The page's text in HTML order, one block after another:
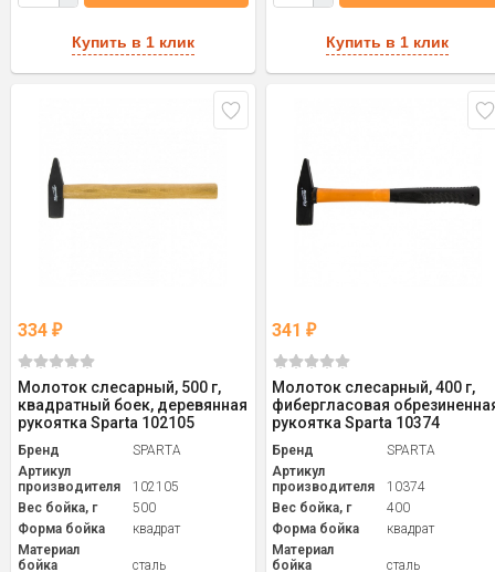
Купить в 1 клик Купить в 1 клик
334 ₽
Молоток слесарный, 500 г,
квадратный боек, деревянная
рукоятка Sparta 102105
Бренд
SPARTA
Артикул
производителя
102105
Вес бойка, г
500
Форма бойка
квадрат
Материал
бойка
сталь
341₽
Молоток слесарный, 400 г,
фибергласовая
рукоятка Sparta 10374
Бренд
SPARTA
Артикул
производителя
10374
Вес бойка, г
400
Форма бойка
квадрат
Материал
бойка
сталь